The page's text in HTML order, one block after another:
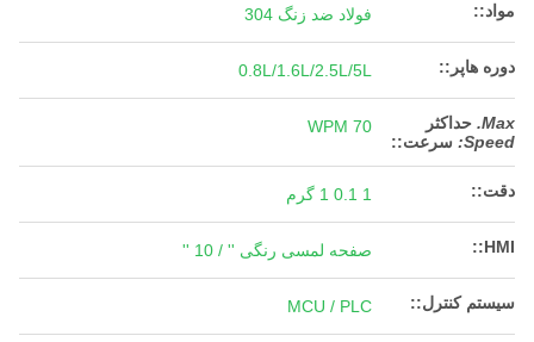
مواد:: فولاد ضد زنگ 304
دوره هاپر:: 0.8L/1.6L/2.5L/5L
Max. حداکثر
Speed:
سرعت::
70 WPM
دقت:: 1 0.1 1 گرم
HMI:: صفحه لمسی رنگی '' / 10 ''
سیستم کنترل:: MCU / PLC